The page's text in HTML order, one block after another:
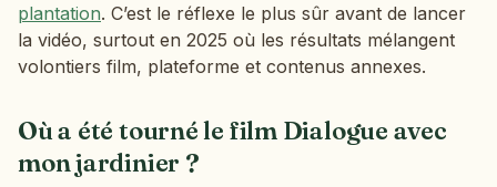
plantation. C’est le réflexe le plus sûr avant de lancer
la vidéo, surtout en 2025 où les résultats mélangent
volontiers film, plateforme et contenus annexes.
Où a été tourné le film Dialogue avec
mon jardinier ?